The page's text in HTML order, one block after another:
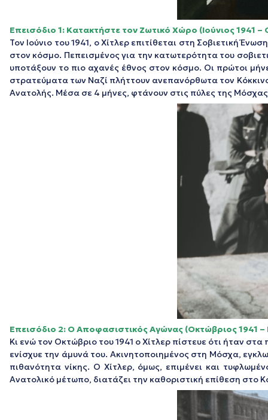
Επεισόδιο 1: Κατακτήστε τον Ζωτικό Χώρο (Ιούνιος 1941 –
Τον Ιούνιο του 1941, ο Χίτλερ επιτίθεται στη Σοβιετική
στον κόσμο. Πεπεισμένος για την κατωτερότητα του
υποτάξουν το πιο αχανές έθνος στον κόσμο. Οι πρώτοι
στρατεύματα των Ναζί πλήττουν ανεπανόρθωτα τον
Ανατολής. Μέσα σε 4 μήνες, φτάνουν στις πύλες της
Επεισόδιο 2: OΑποφασιστικός Αγώνας (Οκτώβριος1941 –
Κι ενώ τον Οκτώβριο του 1941 ο Χίτλερ πίστευε ότι ήταν
ενίσχυε την άμυνά του. Ακινητοποιημένος στη Μόσχα,
πιθανότητα νίκης. Ο Χίτλερ, όμως, επιμένει και
Ανατολικό μέτωπο, διατάζει την καθοριστική επίθεση